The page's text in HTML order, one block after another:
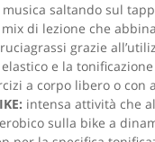
saltando sul
mix di lezione che
grazie
e la
a corpo libero o con
intensa attività che
sulla bike a